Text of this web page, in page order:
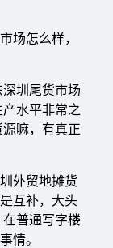
场怎么样，
圳尾货市场
水平非常之
嘛，有真正
外贸地摊货
互补，大头
普通写字楼
情。